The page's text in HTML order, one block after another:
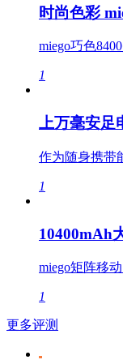
时尚色彩
miego巧色
1
上万毫安足
作为随身携带
1
10400mAh
miego矩阵移
1
更多评测